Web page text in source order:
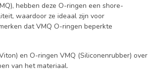
hebben deze O-ringen een shore-
waardoor ze ideaal zijn voor
dat VMQ O-ringen beperkte
en O-ringen VMQ (Siliconenrubber) over
van het materiaal.